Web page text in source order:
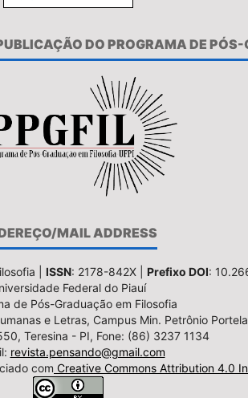
DO PROGRAMA DE
MAIL ADDRESS
| ISSN: 2178-842X | Prefixo DOI:
Federal do Piauí
de Pós-Graduação em Filosofia
e Letras, Campus Min. Petrônio Portela
Teresina - PI, Fone: (86) 3237 1134
revista.pensando@gmail.com
com Creative Commons Attribution 4.0